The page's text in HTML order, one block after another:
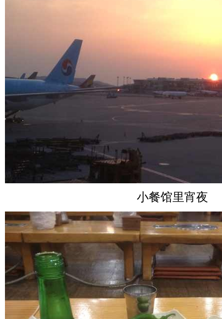
小餐馆里宵夜